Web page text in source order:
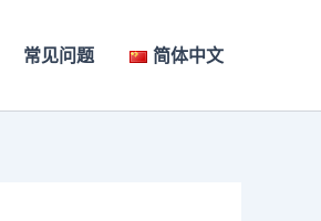
常见问题 简体中文